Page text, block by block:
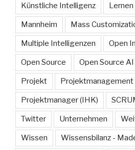
Künstliche Intelligenz Lernen
Mannheim Mass
Multiple Intelligenzen Open
Open Source Open Source AI
Projekt Projektmanagement
Projektmanager (IHK)
Twitter Unternehmen
Wissen Wissensbilanz -